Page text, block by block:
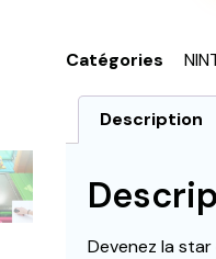
Catégories
Description
Devenez la